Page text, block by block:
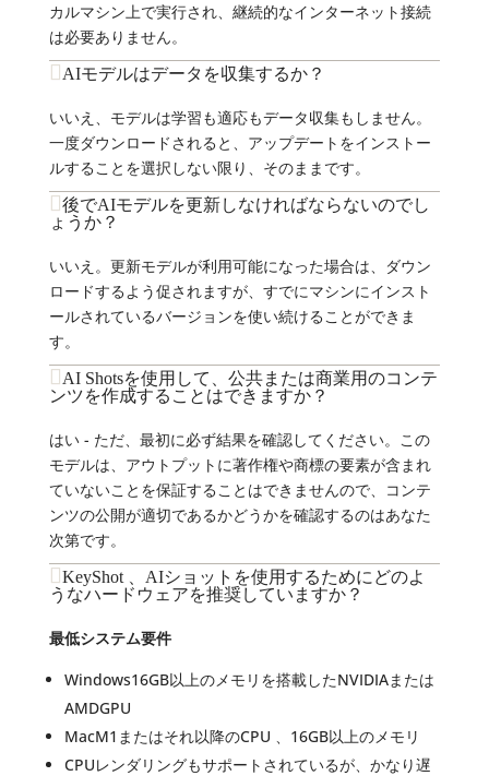
カルマシン上で実行され、継続的なインターネット接続
は必要ありません。
AIモデルはデータを収集するか？
いいえ、モデルは学習も適応もデータ収集もしません。
一度ダウンロードされると、アップデートをインストー
ルすることを選択しない限り、そのままです。
後でAIモデルを更新しなければならないのでし
ょうか？
いいえ。更新モデルが利用可能になった場合は、ダウン
ロードするよう促されますが、すでにマシンにインスト
ールされているバージョンを使い続けることができま
す。
AI Shotsを使用して、公共または商業用のコンテ
ンツを作成することはできますか？
はい - ただ、最初に必ず結果を確認してください。この
モデルは、アウトプットに著作権や商標の要素が含まれ
ていないことを保証することはできませんので、コンテ
ンツの公開が適切であるかどうかを確認するのはあなた
次第です。
KeyShot 、AIショットを使用するためにどのよ
うなハードウェアを推奨していますか？
最低システム要件
Windows16GB以上のメモリを搭載したNVIDIAまたは
AMDGPU
MacM1またはそれ以降のCPU 、16GB以上のメモリ
CPUレンダリングもサポートされているが、かなり遅